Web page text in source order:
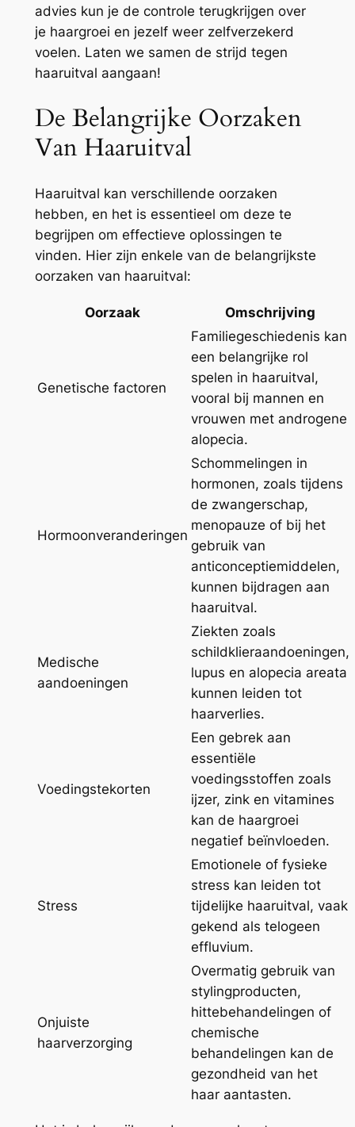
advies kun je de controle terugkrijgen over
je haargroei en jezelf weer zelfverzekerd
voelen. Laten we samen de strijd tegen
haaruitval aangaan!
De Belangrijke Oorzaken
Van Haaruitval
Haaruitval kan verschillende oorzaken
hebben, en het is essentieel om deze te
begrijpen om effectieve oplossingen te
vinden. Hier zijn enkele van de belangrijkste
oorzaken van haaruitval:
Oorzaak Omschrijving
Genetische factoren
Familiegeschiedenis kan
een belangrijke rol
spelen in haaruitval,
vooral bij mannen en
vrouwen met androgene
alopecia.
Hormoonveranderingen
Schommelingen in
hormonen, zoals tijdens
de zwangerschap,
menopauze of bij het
gebruik van
anticonceptiemiddelen,
kunnen bijdragen aan
haaruitval.
Medische
aandoeningen
Ziekten zoals
schildklieraandoeningen,
lupus en alopecia areata
kunnen leiden tot
haarverlies.
Voedingstekorten
Een gebrek aan
essentiële
voedingsstoffen zoals
ijzer, zink en vitamines
kan de haargroei
negatief beïnvloeden.
Stress
Emotionele of fysieke
stress kan leiden tot
tijdelijke haaruitval, vaak
gekend als telogeen
effluvium.
Onjuiste
haarverzorging
Overmatig gebruik van
stylingproducten,
hittebehandelingen of
chemische
behandelingen kan de
gezondheid van het
haar aantasten.